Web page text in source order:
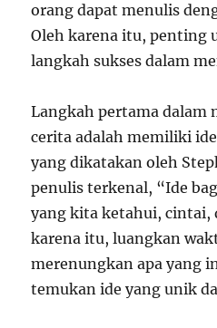
orang dapat menulis
Oleh karena itu, penting
langkah sukses dalam
Langkah pertama dalam
cerita adalah memiliki
yang dikatakan oleh
penulis terkenal, “Ide
yang kita ketahui, cintai,
karena itu, luangkan
merenungkan apa yang
temukan ide yang unik